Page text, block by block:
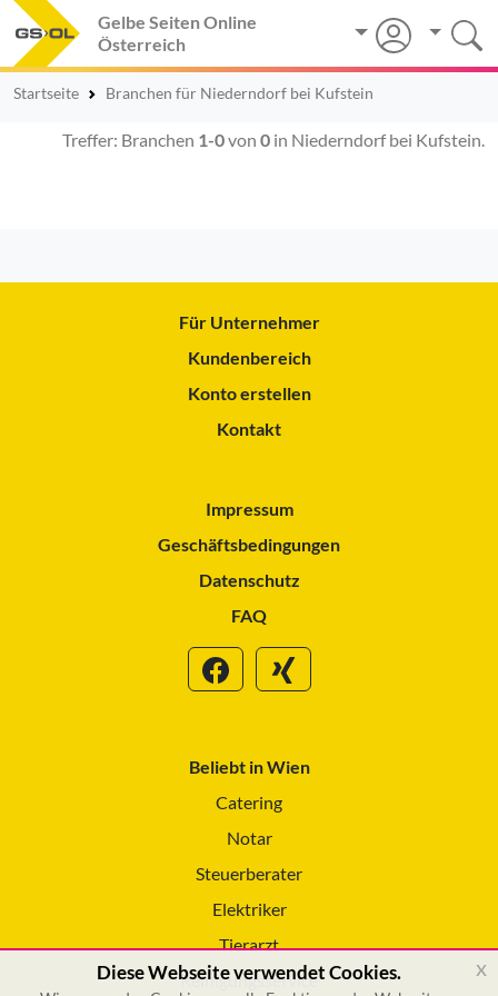
Gelbe Seiten Online
Österreich
Startseite Branchen für Niederndorf bei Kufstein
Treffer: Branchen 1-0von 0 in Niederndorf bei Kufstein.
Für Unternehmer
Kundenbereich
Konto erstellen
Kontakt
Impressum
Geschäftsbedingungen
Datenschutz
FAQ
Beliebt in Wien
Catering
Notar
Steuerberater
Elektriker
Tierarzt
Reinigungsservice
Diese Webseite verwendet Cookies. x